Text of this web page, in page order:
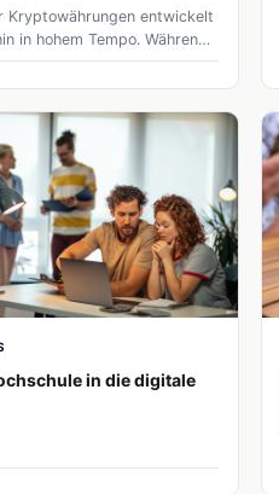
Kryptowährungen entwickelt
in hohem Tempo. Während
noch vor einigen
als experimentell galten,
inzwischen zu einem
Bestandteil der
und
heran.
in die digitale